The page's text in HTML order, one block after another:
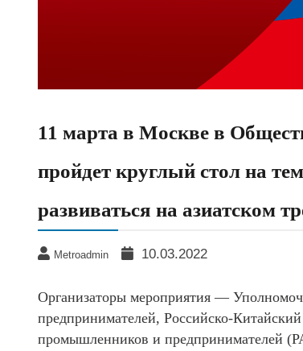
11 марта в Москве в
пройдет круглый стол на
развиваться на азиатском
Metroadmin 10.03.2022
Организаторы мероприятия —
предпринимателей, Российско-
промышленников и предпринимателей